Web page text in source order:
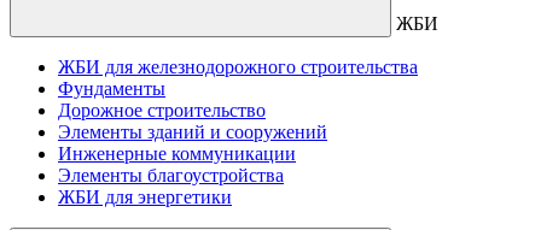
ЖБИ
ЖБИ для железнодорожного строительства
Фундаменты
Дорожное строительство
Элементы зданий и сооружений
Инженерные коммуникации
Элементы благоустройства
ЖБИ для энергетики